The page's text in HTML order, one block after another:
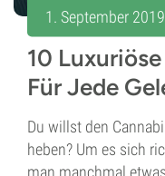
1. September 2019
10
Für Jede
Du willst den
heben? Um es sich
man manchmal